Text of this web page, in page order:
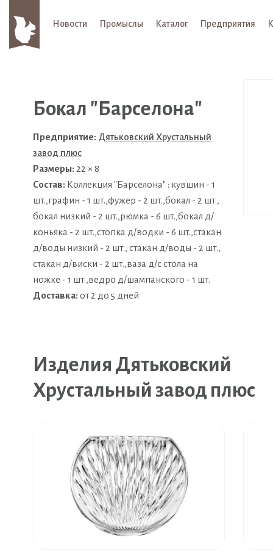
Новости Промыслы Каталог Предприятия
Бокал "Барселона"
Предприятие: Дятьковский Хрустальный
завод плюс
Размеры: 22 × 8
Состав: Коллекция "Барселона" : кувшин - 1
шт.,графин - 1 шт.,фужер - 2 шт.,бокал - 2 шт.,
бокал низкий - 2 шт.,рюмка - 6 шт.,бокал д/
коньяка - 2 шт.,стопка д/водки - 6 шт.,стакан
д/воды низкий - 2 шт., стакан д/воды - 2 шт.,
стакан д/виски - 2 шт.,ваза д/с стола на
ножке - 1 шт.,ведро д/шампанского - 1 шт.
Доставка: от 2 до 5 дней
Изделия Дятьковский
Хрустальный завод плюс